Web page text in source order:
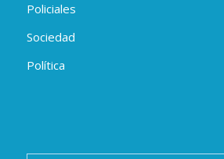
Policiales
Sociedad
Política